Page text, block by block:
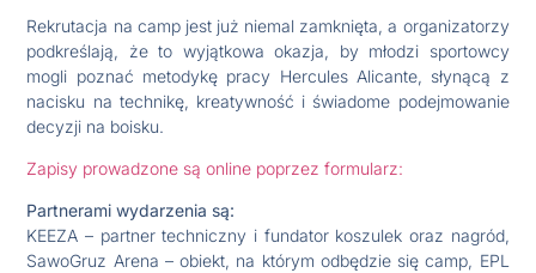
Rekrutacja na camp jest już niemal zamknięta, a organizatorzy
podkreślają, że to wyjątkowa okazja, by młodzi sportowcy
mogli poznać metodykę pracy Hercules Alicante, słynącą z
nacisku na technikę, kreatywność i świadome podejmowanie
decyzji na boisku.
Zapisy prowadzone są online poprzez formularz:
Partnerami wydarzenia są:
KEEZA – partner techniczny i fundator koszulek oraz nagród,
SawoGruz Arena – obiekt, na którym odbędzie się camp, EPL